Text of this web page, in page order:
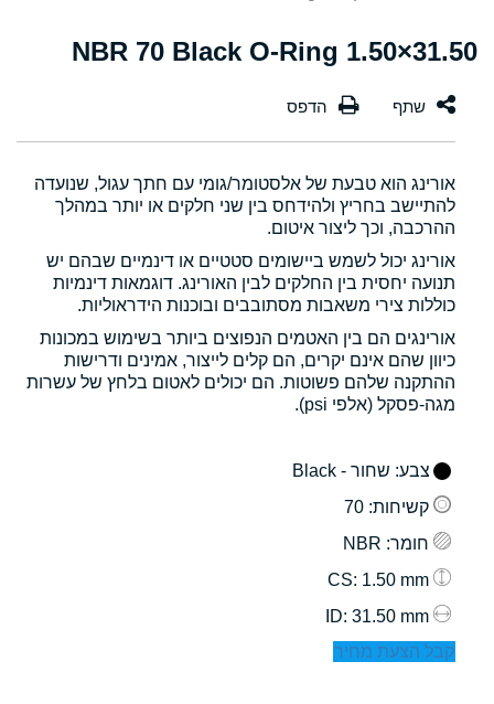
31.50×1.50 NBR 70 Black O-Ring
אורינג הוא טבעת של אלסטומר/גומי עם חתך עגול, שנועדה
להתיישב בחריץ ולהידחס בין שני חלקים או יותר במהלך
ההרכבה, וכך ליצור איטום.
אורינג יכול לשמש ביישומים סטטיים או דינמיים שבהם יש
תנועה יחסית בין החלקים לבין האורינג. דוגמאות דינמיות
כוללות צירי משאבות מסתובבים ובוכנות הידראוליות.
אורינגים הם בין האטמים הנפוצים ביותר בשימוש במכונות
כיוון שהם אינם יקרים, הם קלים לייצור, אמינים ודרישות
ההתקנה שלהם פשוטות. הם יכולים לאטום בלחץ של עשרות
מגה-פסקל (אלפי psi).
צבע: שחור - Black
קשיחות: 70
חומר: NBR
: 1.50 mm
: 31.50 mm
קבל הצעת מחיר